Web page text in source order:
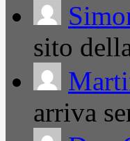
sito
arriva